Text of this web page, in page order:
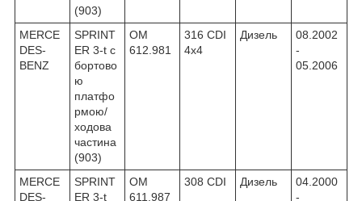
(903)
MERCE
DES-
BENZ
SPRINT
ER 3-t c
бортово
ю
платфо
рмою/
ходова
частина
(903)
OM
612.981
316 CDI
4x4
Дизель
08.2002
-
05.2006
MERCE
DES-
SPRINT
ER 3-t
OM
611.987
308 CDI Дизель
04.2000
-